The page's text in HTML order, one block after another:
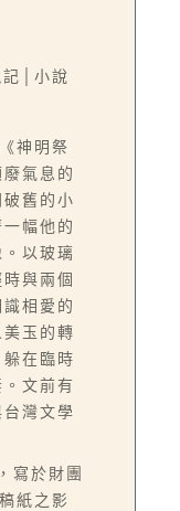
│小說
神明祭
氣息的
舊的小
幅他的
以玻璃
與兩個
相愛的
玉的轉
在臨時
文前有
灣文學
寫於財團
紙之影